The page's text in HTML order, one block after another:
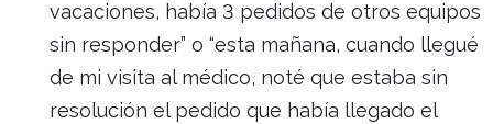
vacaciones, había 3 pedidos de otros equipos
sin responder” o “esta mañana, cuando llegué
de mi visita al médico, noté que estaba sin
resolución el pedido que había llegado el